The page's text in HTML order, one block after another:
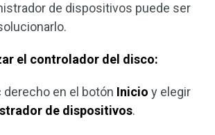
de dispositivos puede ser
el controlador del disco:
derecho en el botón Inicio y elegir
de dispositivos.